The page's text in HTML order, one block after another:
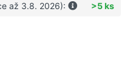
až 3.8. 2026): >5 ks